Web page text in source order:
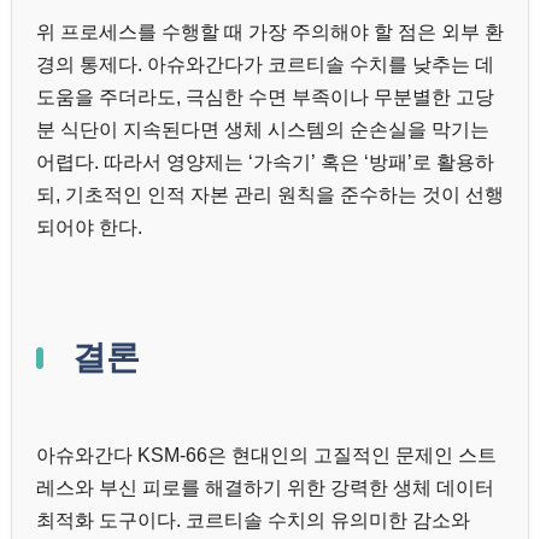
위 프로세스를 수행할 때 가장 주의해야 할 점은 외부 환
경의 통제다. 아슈와간다가 코르티솔 수치를 낮추는 데
도움을 주더라도, 극심한 수면 부족이나 무분별한 고당
분 식단이 지속된다면 생체 시스템의 순손실을 막기는
어렵다. 따라서 영양제는 ‘가속기’ 혹은 ‘방패’로 활용하
되, 기초적인 인적 자본 관리 원칙을 준수하는 것이 선행
되어야 한다.
결론
아슈와간다 KSM-66은 현대인의 고질적인 문제인 스트
레스와 부신 피로를 해결하기 위한 강력한 생체 데이터
최적화 도구이다. 코르티솔 수치의 유의미한 감소와